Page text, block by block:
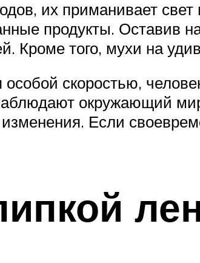
их приманивает
продукты. Оставив
Кроме того, мухи на
скоростью,
окружающий
Если